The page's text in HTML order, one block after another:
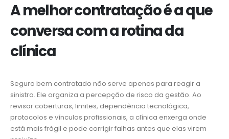
A melhor contratação é a que
conversa com a rotina da
clínica
Seguro bem contratado não serve apenas para reagir a
sinistro. Ele organiza a percepção de risco da gestão. Ao
revisar coberturas, limites, dependência tecnológica,
protocolos e vínculos profissionais, a clínica enxerga onde
está mais frágil e pode corrigir falhas antes que elas virem